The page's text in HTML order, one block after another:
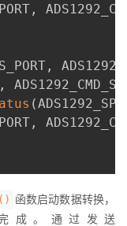
,
,
,
(ADS1292_SPI
,
函数启动数据转换，
成。通过发送